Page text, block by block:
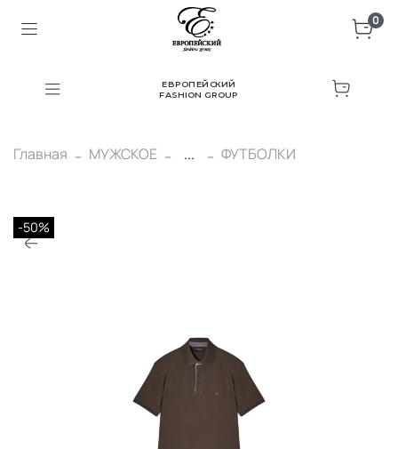
0
ЕВРОПЕЙСКИЙ
FASHION GROUP
Главная МУЖСКОЕ ... ФУТБОЛКИ
-50%